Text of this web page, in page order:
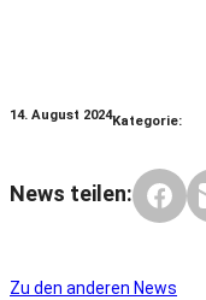
14. August 2024Kategorie:
News teilen:
Zu den anderen News